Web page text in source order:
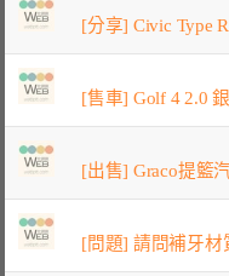
[分享] Civic Type
[售車] Golf 4 2.0
[出售] Graco提籃
[問題] 請問補牙材